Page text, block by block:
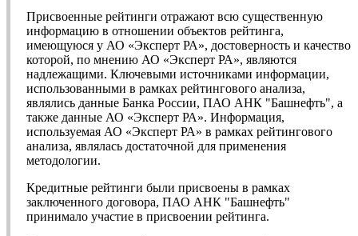
Присвоенные рейтинги отражают всю существенную
информацию в отношении объектов рейтинга,
имеющуюся у АО «Эксперт РА», достоверность и качество
которой, по мнению АО «Эксперт РА», являются
надлежащими. Ключевыми источниками информации,
использованными в рамках рейтингового анализа,
являлись данные Банка России, ПАО АНК "Башнефть", а
также данные АО «Эксперт РА». Информация,
используемая АО «Эксперт РА» в рамках рейтингового
анализа, являлась достаточной для применения
методологии.
Кредитные рейтинги были присвоены в рамках
заключенного договора, ПАО АНК "Башнефть"
принимало участие в присвоении рейтинга.